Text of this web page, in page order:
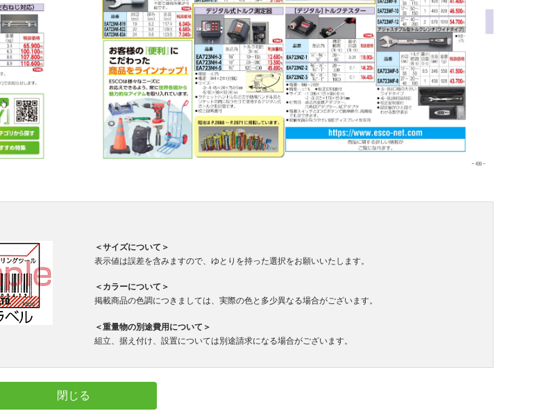
＜サイズについて＞
表示値は誤差を含みますので、ゆとりを持った選択をお願いいたします。
＜カラーについて＞
掲載商品の色調につきましては、実際の色と多少異なる場合がございます。
＜重量物の別途費用について＞
組立、据え付け、設置については別途請求になる場合がございます。
閉じる